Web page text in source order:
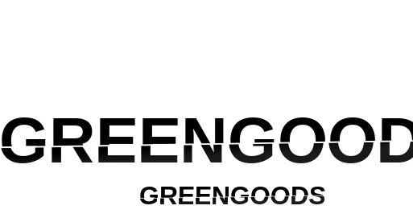
GREENGOODS
GREENGOODS